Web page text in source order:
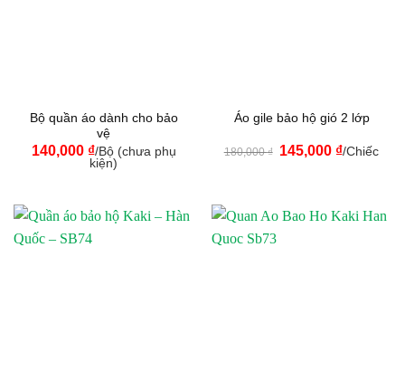
Bộ quần áo dành cho bảo
vệ
140,000 ₫/Bộ (chưa phụ
kiện)
Áo gile bảo hộ gió 2 lớp
180,000₫ Giá
145,000 ₫Giá
/Chiếc